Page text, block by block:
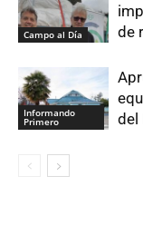
Campo al Día
de
Informando
Primero
del